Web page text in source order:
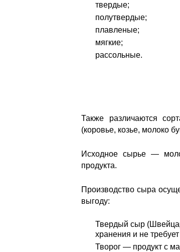
твердые;
полутвердые;
плавленые;
мягкие;
рассольные.
Также различаются
(коровье, козье, молоко
Исходное сырье —
продукта.
Производство сыра
выгоду:
Твердый сыр
хранения и не
Творог — продукт с